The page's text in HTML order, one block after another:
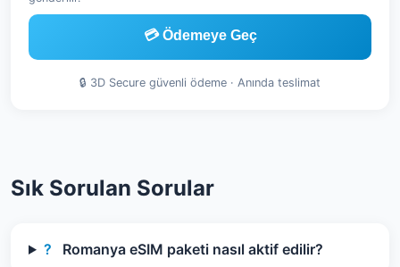
💳 Ödemeye Geç
🔒 3D Secure güvenli ödeme · Anında teslimat
Sık Sorulan Sorular
? Romanya eSIM paketi nasıl aktif edilir?